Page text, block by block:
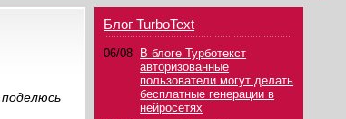
Блог TurboText
06/08
В блоге Турботекст
авторизованные
пользователи могут делать
бесплатные генерации в
нейросетях